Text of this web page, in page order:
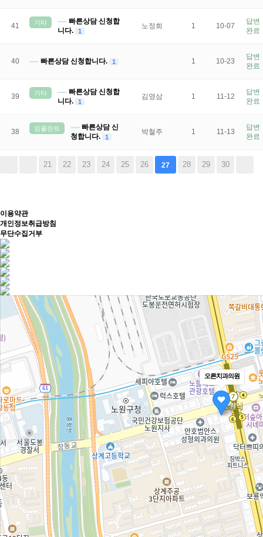
41 기타
빠른상담 신청합
니다.
1
노정희 1 10-07
답변
완료
40 빠른상담 신청합니다. 1 1 10-23
답변
완료
39 기타
빠른상담 신청합
니다.
1
김영삼 1 11-12
답변
완료
38 임플란트
빠른상담 신
청합니다.
1
박철주 1 11-13
답변
완료
21 22 23 24 25 26 27 28 29 30
이용약관
개인정보취급방침
무단수집거부
오른치과의원